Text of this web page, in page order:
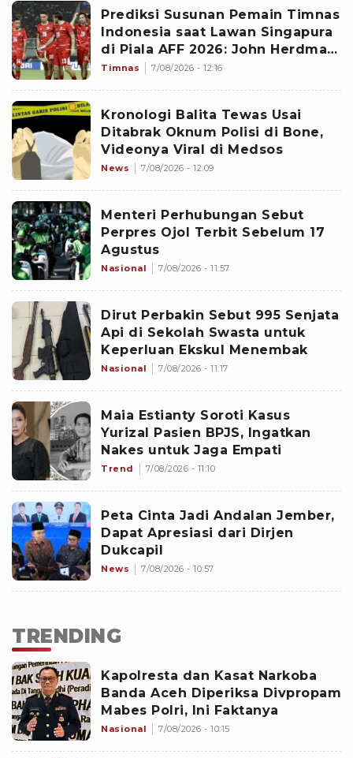
Prediksi Susunan Pemain Timnas
Indonesia saat Lawan Singapura
di Piala AFF 2026: John Herdman
Siapkan Formasi Terkuat
Timnas 7/08/2026 - 12:16
Kronologi Balita Tewas Usai
Ditabrak Oknum Polisi di Bone,
Videonya Viral di Medsos
News 7/08/2026 - 12:09
Menteri Perhubungan Sebut
Perpres Ojol Terbit Sebelum 17
Agustus
Nasional 7/08/2026 - 11:57
Dirut Perbakin Sebut 995 Senjata
Api di Sekolah Swasta untuk
Keperluan Ekskul Menembak
Nasional 7/08/2026 - 11:17
Maia Estianty Soroti Kasus
Yurizal Pasien BPJS, Ingatkan
Nakes untuk Jaga Empati
Trend 7/08/2026 - 11:10
Peta Cinta Jadi Andalan Jember,
Dapat Apresiasi dari Dirjen
Dukcapil
News 7/08/2026 - 10:57
TRENDING
Kapolresta dan Kasat Narkoba
Banda Aceh Diperiksa Divpropam
Mabes Polri, Ini Faktanya
Nasional 7/08/2026 - 10:15